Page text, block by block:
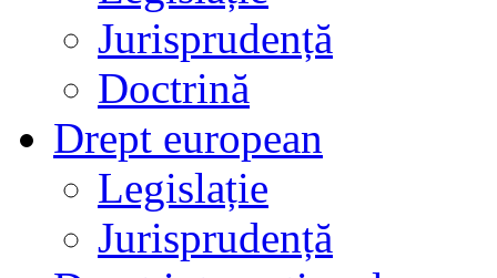
Jurisprudență
Doctrină
Drept european
Legislație
Jurisprudență